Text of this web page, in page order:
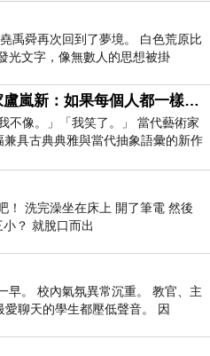
禹舜再次回到了夢境。 白色荒原比
光文字，像無數人的思想被掛
當代藝術家盧嵐新：如果每個人都一樣，這世界該有多無聊？
不像。」「我笑了。」 當代藝術家
兼具古典典雅與當代抽象語彙的新作
色空間為背景，描繪了
！ 洗完澡坐在床上 開了筆電 然後
？ 就脫口而出
早。 校內氣氛異常沉重。 教官、主
聊天的學生都壓低聲音。 因